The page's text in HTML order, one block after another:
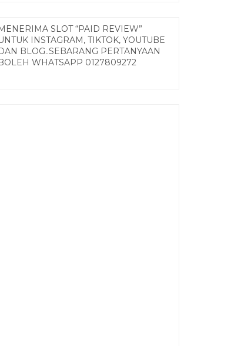
SLOT “PAID REVIEW”
INSTAGRAM, TIKTOK, YOUTUBE
BLOG..SEBARANG PERTANYAAN
WHATSAPP 0127809272